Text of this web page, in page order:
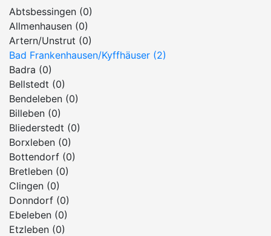
Abtsbessingen (0)
Allmenhausen (0)
Artern/Unstrut (0)
Bad Frankenhausen/Kyffhäuser (2)
Badra (0)
Bellstedt (0)
Bendeleben (0)
Billeben (0)
Bliederstedt (0)
Borxleben (0)
Bottendorf (0)
Bretleben (0)
Clingen (0)
Donndorf (0)
Ebeleben (0)
Etzleben (0)